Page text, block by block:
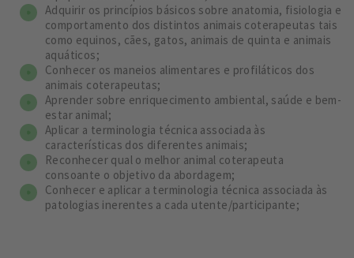
Adquirir os princípios básicos sobre anatomia, fisiologia e
comportamento dos distintos animais coterapeutas tais
como equinos, cães, gatos, animais de quinta e animais
aquáticos;
Conhecer os maneios alimentares e profiláticos dos
animais coterapeutas;
Aprender sobre enriquecimento ambiental, saúde e bem-
estar animal;
Aplicar a terminologia técnica associada às
características dos diferentes animais;
Reconhecer qual o melhor animal coterapeuta
consoante o objetivo da abordagem;
Conhecer e aplicar a terminologia técnica associada às
patologias inerentes a cada utente/participante;